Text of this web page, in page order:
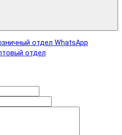
отдел WhatsApp
отдел